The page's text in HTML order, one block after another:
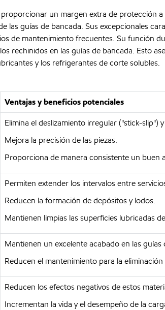
un margen extra de protección
las guías de bancada. Sus excepcionales
de mantenimiento frecuentes. Su
rechinidos en las guías de bancada. Esto
y los refrigerantes de corte solubles.
Ventajas y beneficios potenciales
Elimina el deslizamiento irregular ("stick-slip")
Mejora la precisión de las piezas.
Proporciona de manera consistente un buen
Permiten extender los intervalos entre
Reducen la formación de depósitos y lodos.
Mantienen limpias las superficies lubricadas
Mantienen un excelente acabado en las guías
Reducen el mantenimiento para la
Reducen los efectos negativos de estos
Incrementan la vida y el desempeño de la